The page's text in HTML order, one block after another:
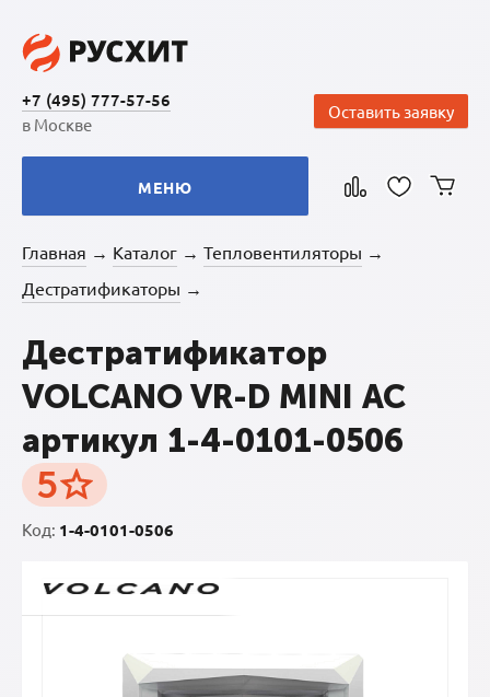
+7 (495) 777-57-56
в Москве
Оставить заявку
МЕНЮ
Главная → Каталог → Тепловентиляторы →
Дестратификаторы →
Дестратификатор
VOLCANO VR-D MINI АС
артикул 1-4-0101-0506
5
Код: 1-4-0101-0506